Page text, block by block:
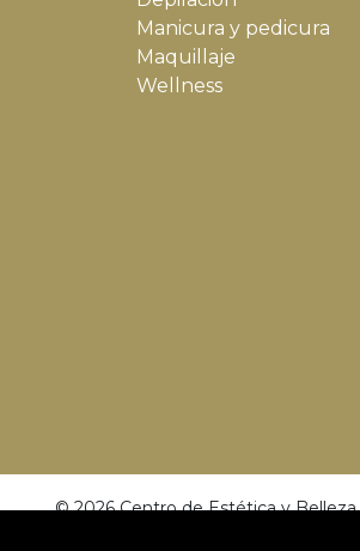
Manicura y pedicura
Maquillaje
Wellness
© 2026 Centro de Estética y